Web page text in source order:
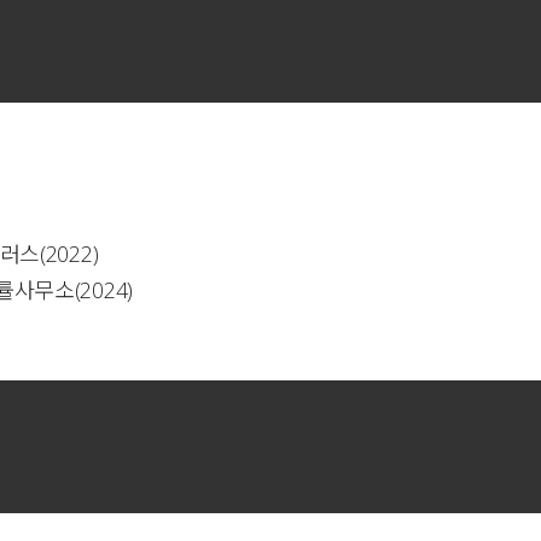
스(2022)
사무소(2024)